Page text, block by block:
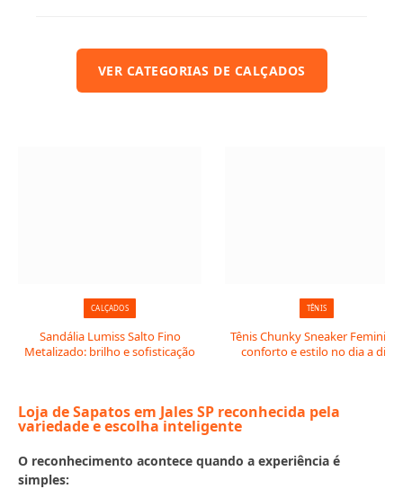
VER CATEGORIAS DE CALÇADOS
CALÇADOS
Sandália Lumiss Salto Fino
Metalizado: brilho e sofisticação
TÊNIS
Tênis Chunky Sneaker Feminino:
conforto e estilo no dia a dia
Loja de Sapatos em Jales SP reconhecida pela
variedade e escolha inteligente
O reconhecimento acontece quando a experiência é
simples: